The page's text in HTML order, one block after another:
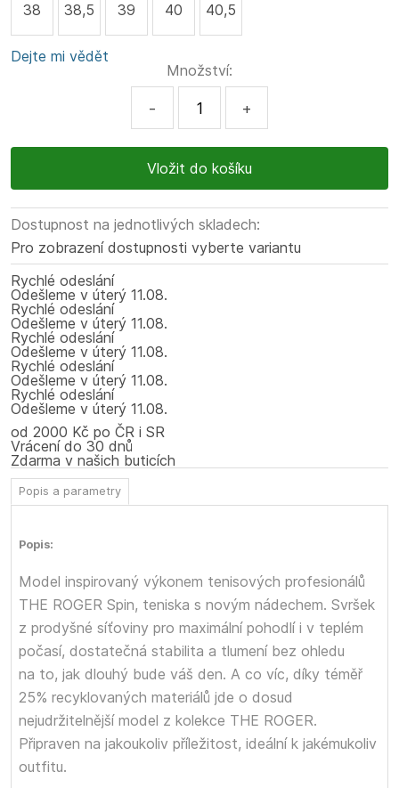
38
38,5 39 40 40,5
Dejte mi vědět
Množství:
- +
Dostupnost na jednotlivých skladech:
Pro zobrazení dostupnosti vyberte variantu
Rychlé odeslání
Odešleme v úterý 11.08.
Rychlé odeslání
Odešleme v úterý 11.08.
Rychlé odeslání
Odešleme v úterý 11.08.
Rychlé odeslání
Odešleme v úterý 11.08.
Rychlé odeslání
Odešleme v úterý 11.08.
od 2000 Kč po ČR i SR
Vrácení do 30 dnů
Zdarma v našich buticích
Popis a parametry
Popis:
Model inspirovaný výkonem tenisových profesionálů
THE ROGER Spin, teniska s novým nádechem. Svršek
z prodyšné síťoviny pro maximální pohodlí i v teplém
počasí, dostatečná stabilita a tlumení bez ohledu
na to, jak dlouhý bude váš den. A co víc, díky téměř
25% recyklovaných materiálů jde o dosud
nejudržitelnější model z kolekce THE ROGER.
Připraven na jakoukoliv příležitost, ideální k jakémukoliv
outfitu.